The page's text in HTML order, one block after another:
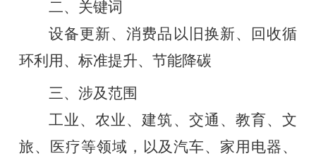
二、关键词
设备更新、消费品以旧换新、回收循
环利用、标准提升、节能降碳
三、涉及范围
工业、农业、建筑、交通、教育、文
旅、医疗等领域，以及汽车、家用电器、